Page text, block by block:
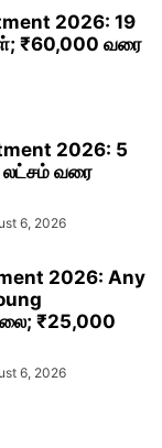
2026: 19
₹60,000 வரை
2026: 5
வரை
6, 2026
2026: Any
₹25,000
6, 2026